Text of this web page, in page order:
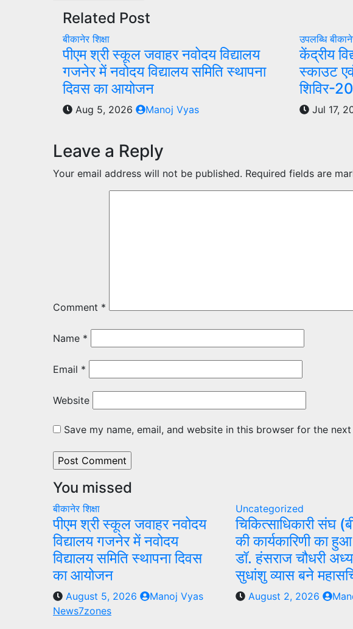
Related Post
बीकानेरशिक्षा
पीएम श्री स्कूल जवाहर नवोदय विद्यालय
गजनेर में नवोदय विद्यालय समिति स्थापना
दिवस का आयोजन
Aug 5, 2026 Manoj Vyas
उपलब्धि
केंद्रीय
स्काउट
शिविर-
Jul 17,
Leave a Reply
Your email address will not be published. Required fields are
Comment *
Name *
Email *
Website
Save my name, email, and website in this browser for the
You missed
बीकानेरशिक्षा
पीएम श्री स्कूल जवाहर नवोदय
विद्यालय गजनेर में नवोदय
विद्यालय समिति स्थापना दिवस
का आयोजन
August 5, 2026 Manoj Vyas
Uncategorized
चिकित्साधिकारी संघ
की कार्यकारिणी का
डॉ. हंसराज चौधरी
सुधांशु व्यास बने
August 2, 2026
News7zones